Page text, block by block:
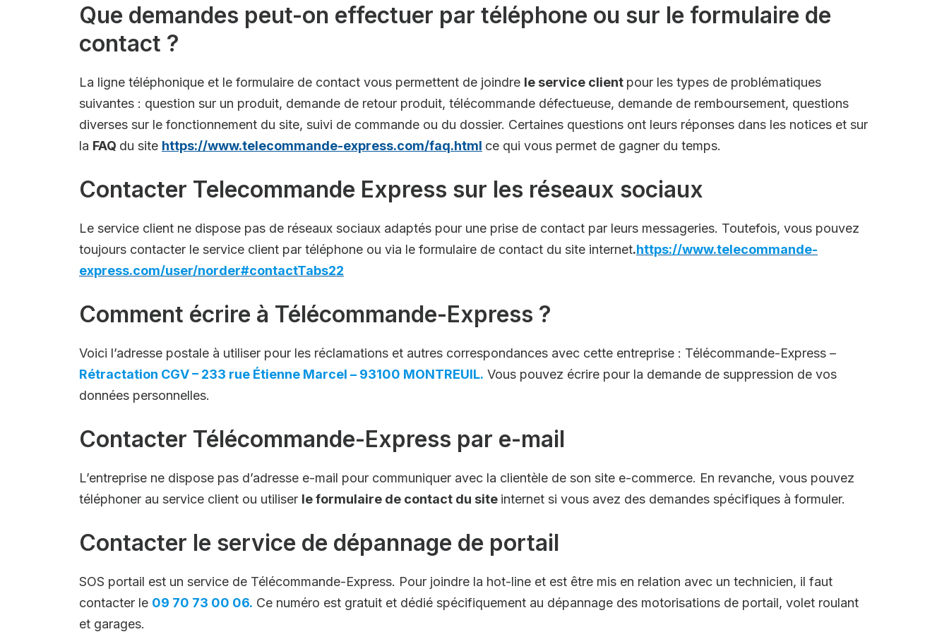
Que demandes peut-on effectuer par téléphone ou sur le formulaire de
contact ?
La ligne téléphonique et le formulaire de contact vous permettent de joindre le service client pour les types de problématiques
suivantes : question sur un produit, demande de retour produit, télécommande défectueuse, demande de remboursement, questions
diverses sur le fonctionnement du site, suivi de commande ou du dossier. Certaines questions ont leurs réponses dans les notices et sur
la FAQ du site https://www.telecommande-express.com/faq.html ce qui vous permet de gagner du temps.
Contacter Telecommande Express sur les réseaux sociaux
Le service client ne dispose pas de réseaux sociaux adaptés pour une prise de contact par leurs messageries. Toutefois, vous pouvez
toujours contacter le service client par téléphone ou via le formulaire de contact du site internet.https://www.telecommande-
express.com/user/norder#contactTabs22
Comment écrire à Télécommande-Express ?
Voici l’adresse postale à utiliser pour les réclamations et autres correspondances avec cette entreprise : Télécommande-Express –
Rétractation CGV – 233 rue Étienne Marcel – 93100 MONTREUIL. Vous pouvez écrire pour la demande de suppression de vos
données personnelles.
Contacter Télécommande-Express par e-mail
L’entreprise ne dispose pas d’adresse e-mail pour communiquer avec la clientèle de son site e-commerce. En revanche, vous pouvez
téléphoner au service client ou utiliser le formulaire de contact du site internet si vous avez des demandes spécifiques à formuler.
Contacter le service de dépannage de portail
SOS portail est un service de Télécommande-Express. Pour joindre la hot-line et est être mis en relation avec un technicien, il faut
contacter le 09 70 73 00 06. Ce numéro est gratuit et dédié spécifiquement au dépannage des motorisations de portail, volet roulant
et garages.